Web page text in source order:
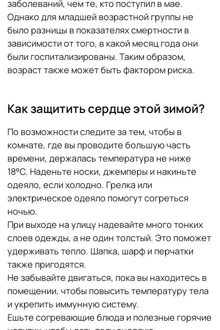
заболеваний, чем те, кто поступил в мае.
Однако для младшей возрастной группы не
было разницы в показателях смертности в
зависимости от того, в какой месяц года они
были госпитализированы. Таким образом,
возраст также может быть фактором риска.
Как защитить сердце этой зимой?
По возможности следите за тем, чтобы в
комнате, где вы проводите большую часть
времени, держалась температура не ниже
18°C. Наденьте носки, джемперы и накиньте
одеяло, если холодно. Грелка или
электрическое одеяло помогут согреться
ночью.
При выходе на улицу надевайте много тонких
слоев одежды, а не один толстый. Это поможет
удерживать тепло. Шапка, шарф и перчатки
также пригодятся.
Не забывайте двигаться, пока вы находитесь в
помещении, чтобы повысить температуру тела
и укрепить иммунную систему.
Ешьте согревающие блюда и полезные горячие